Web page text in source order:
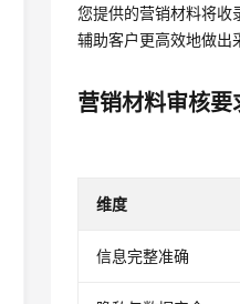
您提供的营销材料将收
辅助客户更高效地做出
营销材料审核要
维度
信息完整准确